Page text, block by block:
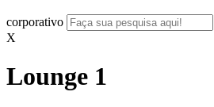
corporativo
X
Lounge 1